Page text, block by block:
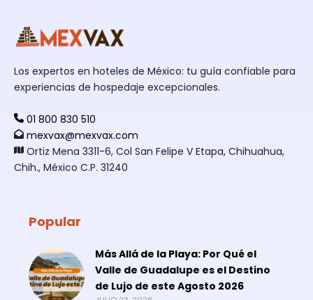
Los expertos en hoteles de México: tu guía confiable para
experiencias de hospedaje excepcionales.
01 800 830 510
mexvax@mexvax.com
Ortiz Mena 3311-6, Col San Felipe V Etapa, Chihuahua,
Chih., México C.P. 31240
Popular
Más Allá de la Playa: Por Qué el
Valle de Guadalupe es el Destino
de Lujo de este Agosto 2026